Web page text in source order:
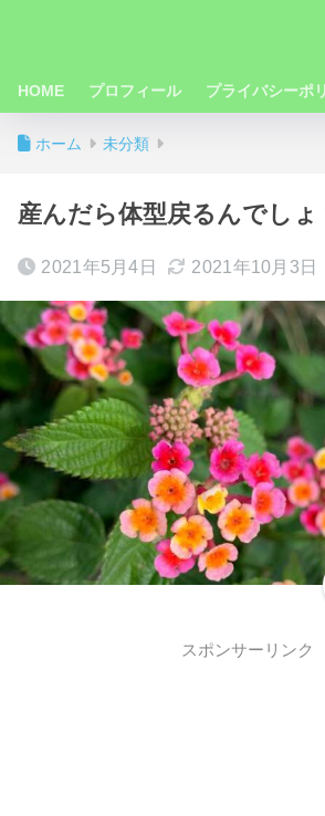
HOME プロフィール プライバシーポ
ホーム 未分類
産んだら体型戻るんでしょ
2021年5月4日 2021年10月3日
スポンサーリンク